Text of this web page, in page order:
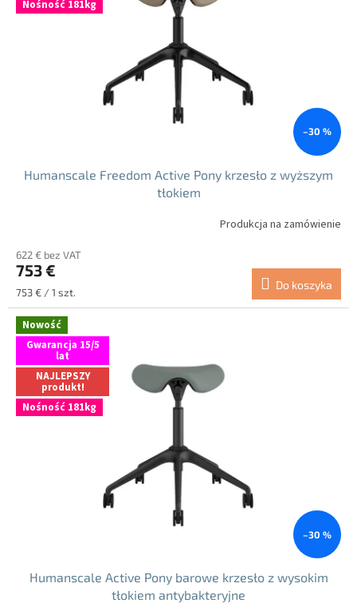
Nośność 181kg
–30 %
Humanscale Freedom Active Pony krzesło z wyższym
tłokiem
Produkcja na zamówienie
622 € bez VAT
753 €
Cena
jednostkowa:
753 € / 1 szt.
Do koszyka
Nowość
Gwarancja 15/5
lat
NAJLEPSZY
produkt!
Nośność 181kg
–30 %
Humanscale Active Pony barowe krzesło z wysokim
tłokiem antybakteryjne